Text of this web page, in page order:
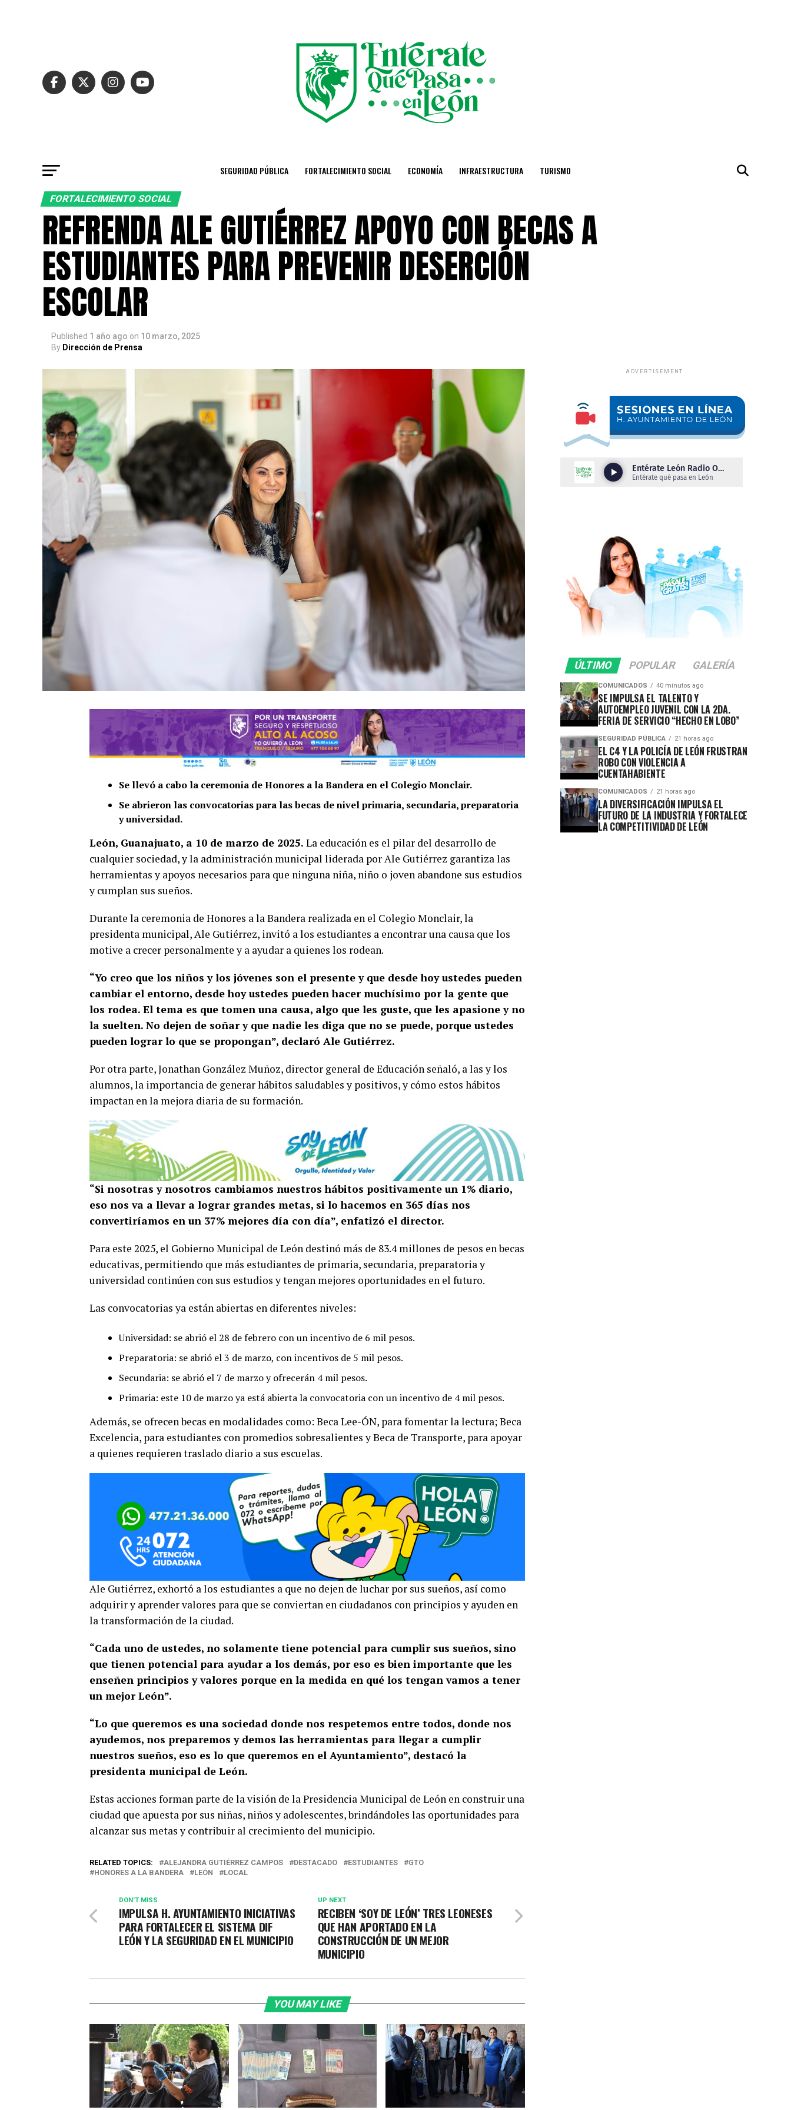
SEGURIDAD PÚBLICA FORTALECIMIENTO SOCIAL ECONOMÍA INFRAESTRUCTURA TURISMO
FORTALECIMIENTO SOCIAL
REFRENDA ALE GUTIÉRREZ APOYO CON BECAS A
ESTUDIANTES PARA PREVENIR DESERCIÓN
ESCOLAR
Published 1 año ago on 10 marzo, 2025
By Dirección de Prensa
Se llevó a cabo la ceremonia de Honores a la Bandera en el Colegio Monclair.
Se abrieron las convocatorias para las becas de nivel primaria, secundaria, preparatoria
y universidad.
León, Guanajuato, a 10 de marzo de 2025. La educación es el pilar del desarrollo de
cualquier sociedad, y la administración municipal liderada por Ale Gutiérrez garantiza las
herramientas y apoyos necesarios para que ninguna niña, niño o joven abandone sus estudios
y cumplan sus sueños.
Durante la ceremonia de Honores a la Bandera realizada en el Colegio Monclair, la
presidenta municipal, Ale Gutiérrez, invitó a los estudiantes a encontrar una causa que los
motive a crecer personalmente y a ayudar a quienes los rodean.
“Yo creo que los niños y los jóvenes son el presente y que desde hoy ustedes pueden
cambiar el entorno, desde hoy ustedes pueden hacer muchísimo por la gente que
los rodea. El tema es que tomen una causa, algo que les guste, que les apasione y no
la suelten. No dejen de soñar y que nadie les diga que no se puede, porque ustedes
pueden lograr lo que se propongan”, declaró Ale Gutiérrez.
Por otra parte, Jonathan González Muñoz, director general de Educación señaló, a las y los
alumnos, la importancia de generar hábitos saludables y positivos, y cómo estos hábitos
impactan en la mejora diaria de su formación.
“Si nosotras y nosotros cambiamos nuestros hábitos positivamente un 1% diario,
eso nos va a llevar a lograr grandes metas, si lo hacemos en 365 días nos
convertiríamos en un 37% mejores día con día”, enfatizó el director.
Para este 2025, el Gobierno Municipal de León destinó más de 83.4 millones de pesos en becas
educativas, permitiendo que más estudiantes de primaria, secundaria, preparatoria y
universidad continúen con sus estudios y tengan mejores oportunidades en el futuro.
Las convocatorias ya están abiertas en diferentes niveles:
Universidad: se abrió el 28 de febrero con un incentivo de 6 mil pesos.
Preparatoria: se abrió el 3 de marzo, con incentivos de 5 mil pesos.
Secundaria: se abrió el 7 de marzo y ofrecerán 4 mil pesos.
Primaria: este 10 de marzo ya está abierta la convocatoria con un incentivo de 4 mil pesos.
Además, se ofrecen becas en modalidades como: Beca Lee-ÓN, para fomentar la lectura; Beca
Excelencia, para estudiantes con promedios sobresalientes y Beca de Transporte, para apoyar
a quienes requieren traslado diario a sus escuelas.
Ale Gutiérrez, exhortó a los estudiantes a que no dejen de luchar por sus sueños, así como
adquirir y aprender valores para que se conviertan en ciudadanos con principios y ayuden en
la transformación de la ciudad.
“Cada uno de ustedes, no solamente tiene potencial para cumplir sus sueños, sino
que tienen potencial para ayudar a los demás, por eso es bien importante que les
enseñen principios y valores porque en la medida en qué los tengan vamos a tener
un mejor León”.
“Lo que queremos es una sociedad donde nos respetemos entre todos, donde nos
ayudemos, nos preparemos y demos las herramientas para llegar a cumplir
nuestros sueños, eso es lo que queremos en el Ayuntamiento”, destacó la
presidenta municipal de León.
Estas acciones forman parte de la visión de la Presidencia Municipal de León en construir una
ciudad que apuesta por sus niñas, niños y adolescentes, brindándoles las oportunidades para
alcanzar sus metas y contribuir al crecimiento del municipio.
RELATED TOPICS: ALEJANDRA GUTIÉRREZ CAMPOS DESTACADO ESTUDIANTES
GTO
HONORES A LA BANDERA
LEÓN LOCAL
UP NEXT
RECIBEN ‘SOY DE LEÓN’ TRES LEONESES
QUE HAN APORTADO EN LA
CONSTRUCCIÓN DE UN MEJOR
MUNICIPIO
DON'T MISS
IMPULSA H. AYUNTAMIENTO INICIATIVAS
PARA FORTALECER EL SISTEMA DIF
LEÓN Y LA SEGURIDAD EN EL MUNICIPIO
YOU MAY LIKE
ADVERTISEMENT
ÚLTIMO POPULAR GALERÍA
COMUNICADOS 40 minutos ago
SE IMPULSA EL TALENTO Y
AUTOEMPLEO JUVENIL CON LA 2DA.
FERIA DE SERVICIO “HECHO EN LOBO”
SEGURIDAD PÚBLICA 21 horas ago
EL C4 Y LA POLICÍA DE LEÓN FRUSTRAN
ROBO CON VIOLENCIA A
CUENTAHABIENTE
COMUNICADOS 21 horas ago
LA DIVERSIFICACIÓN IMPULSA EL
FUTURO DE LA INDUSTRIA Y FORTALECE
LA COMPETITIVIDAD DE LEÓN